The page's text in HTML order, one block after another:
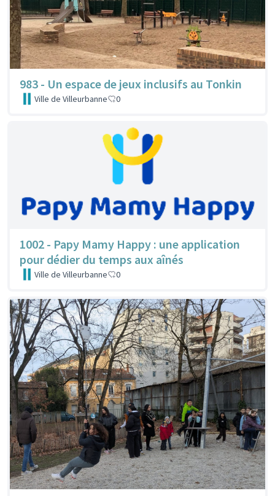
983 - Un espace de jeux inclusifs au Tonkin
Ville de Villeurbanne 0
1002 - Papy Mamy Happy : une application
pour dédier du temps aux aînés
Ville de Villeurbanne 0